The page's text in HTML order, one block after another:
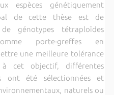
espèces génétiquement
de cette thèse est de
génotypes tétraploïdes
porte-greffes en
une meilleure tolérance
cet objectif, différentes
ont été sélectionnées et
naturels ou